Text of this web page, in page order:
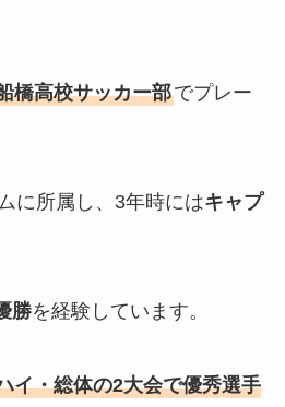
橋高校サッカー部でプレー
に所属し、3年時にはキャプ
勝を経験しています。
イ・総体の2大会で優秀選手